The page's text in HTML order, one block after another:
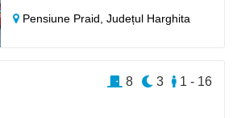
Pensiune Praid,Județul Harghita
1 - 16
3
8